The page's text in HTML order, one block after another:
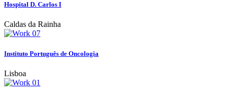
Hospital D. Carlos I
Caldas da Rainha
Instituto Português de Oncologia
Lisboa